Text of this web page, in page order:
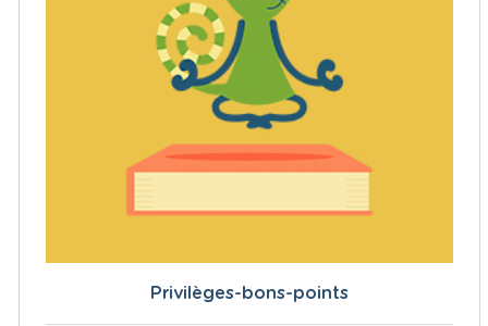
Privilèges-bons-points